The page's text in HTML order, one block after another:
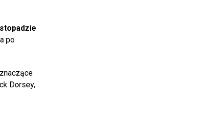
po
Dorsey,